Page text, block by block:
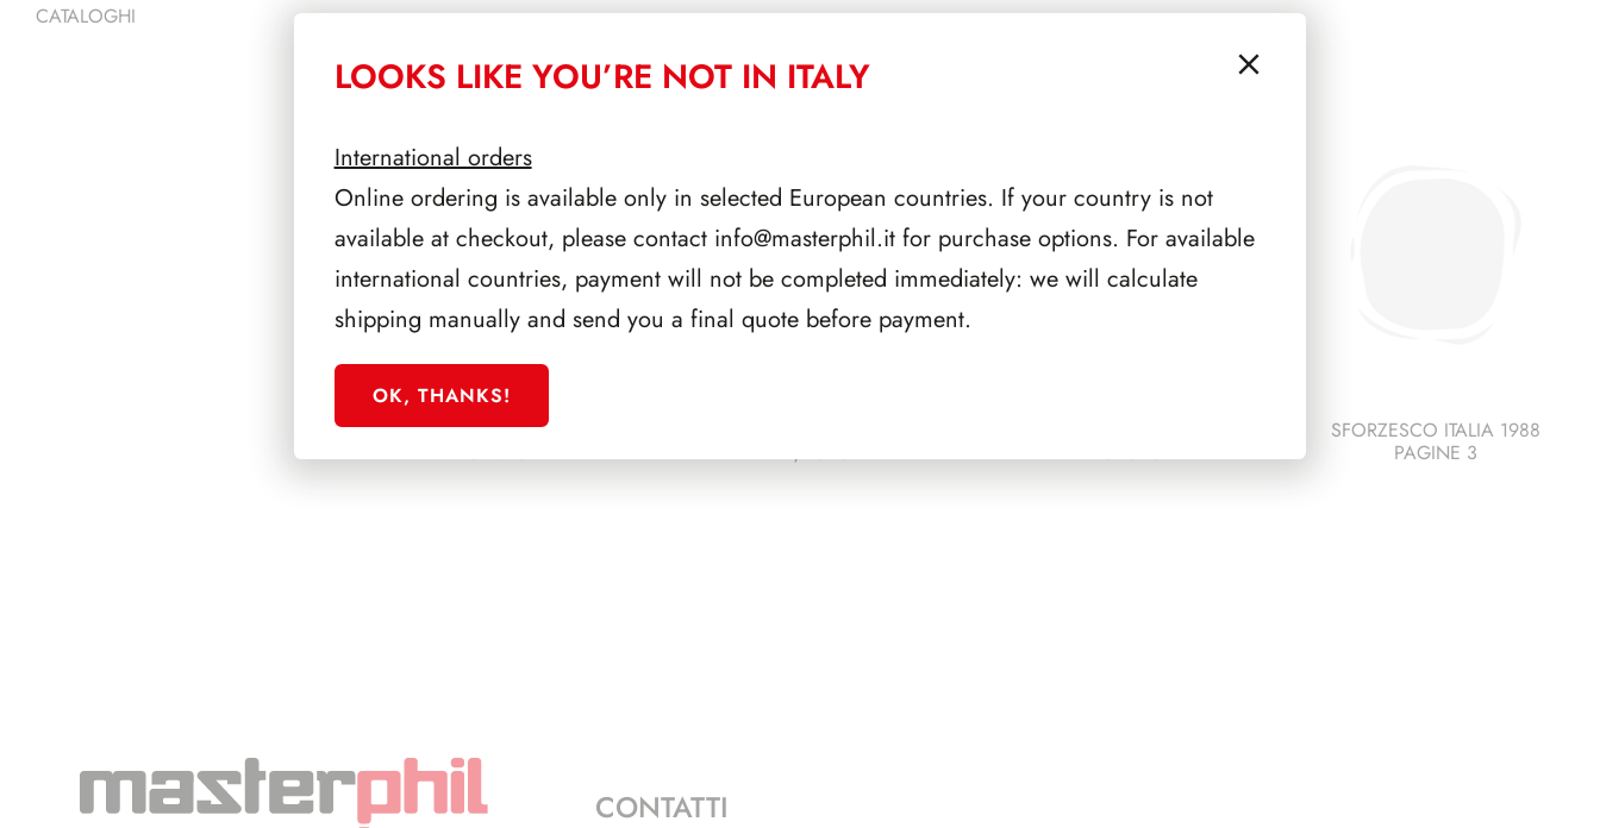
PRODOTTI CORRELATI
SFORZESCO ITALIA 1990
PAGINE 6
1999/2006
PAGINE 5
SFORZESCO ITALIA 1988
PAGINE 3
CATALOGHI
CONTATTI
LOOKS LIKE YOU’RE NOT IN ITALY
International orders
Online ordering is available only in selected European countries. If your country is not
available at checkout, please contact info@masterphil.itfor purchase options. For available
international countries, payment will not be completed immediately: we will calculate
shipping manually and send you a final quote before payment.
OK, THANKS!